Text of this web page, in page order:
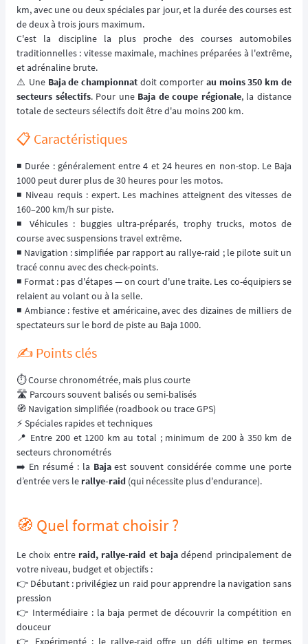
km, avec une ou deux spéciales par jour, et la durée des courses est
de deux à trois jours maximum.
C'est la discipline la plus proche des courses automobiles
traditionnelles : vitesse maximale, machines préparées à l'extrême,
et adrénaline brute.
⚠️ Une Baja de championnat doit comporter au moins 350 km de
secteurs sélectifs. Pour une Baja de coupe régionale, la distance
totale de secteurs sélectifs doit être d'au moins 200 km.
📋 Caractéristiques
◾️ Durée : généralement entre 4 et 24 heures en non-stop. Le Baja
1000 peut durer plus de 30 heures pour les motos.
◾️ Niveau requis : expert. Les machines atteignent des vitesses de
160–200 km/h sur piste.
◾️ Véhicules : buggies ultra-préparés, trophy trucks, motos de
course avec suspensions travel extrême.
◾️ Navigation : simplifiée par rapport au rallye-raid ; le pilote suit un
tracé connu avec des check-points.
◾️ Format : pas d'étapes — on court d'une traite. Les co-équipiers se
relaient au volant ou à la selle.
◾️ Ambiance : festive et américaine, avec des dizaines de milliers de
spectateurs sur le bord de piste au Baja 1000.
✍️ Points clés
⏱️ Course chronométrée, mais plus courte
🛣️ Parcours souvent balisés ou semi-balisés
🧭 Navigation simplifiée (roadbook ou trace GPS)
⚡ Spéciales rapides et techniques
📍 Entre 200 et 1200 km au total ; minimum de 200 à 350 km de
secteurs chronométrés
➡️ En résumé : la Bajaest souvent considérée comme une porte
d’entrée vers le rallye-raid (qui nécessite plus d'endurance).
🧭 Quel format choisir ?
Le choix entre raid, rallye-raid et baja dépend principalement de
votre niveau, budget et objectifs :
👉 Débutant : privilégiez un raid pour apprendre la navigation sans
pression
👉 Intermédiaire : la baja permet de découvrir la compétition en
douceur
👉 Expérimenté : le rallye-raid offre un défi ultime en termes